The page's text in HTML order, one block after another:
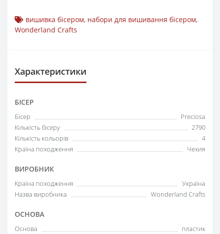
вишивка бісером, набори для вишивання бісером,
Wonderland Crafts
Характеристики
БІСЕР
Бісер
Preciosa
Кількість бісеру
2790
Кількість кольорів
4
Країна походження
Чехия
ВИРОБНИК
Країна походження
Україна
Назва виробника
Wonderland Crafts
ОСНОВА
Основа пластик